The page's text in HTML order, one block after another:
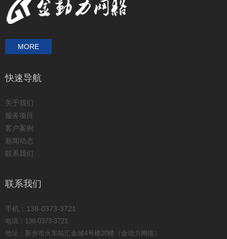
MORE
快速导航
关于我们
服务项目
客户案例
新闻动态
联系我们
联系我们
手机：138-0373-3721
电话：138-0373-3721
地址：新乡市火车站汇金城4号楼20楼（金动力网络）